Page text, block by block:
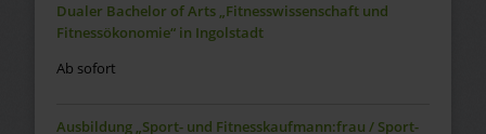
Dualer Bachelor of Arts „Fitnesswissenschaft und
Fitnessökonomie“ in Ingolstadt
Ab sofort
Ausbildung „Sport- und Fitnesskaufmann:frau / Sport-